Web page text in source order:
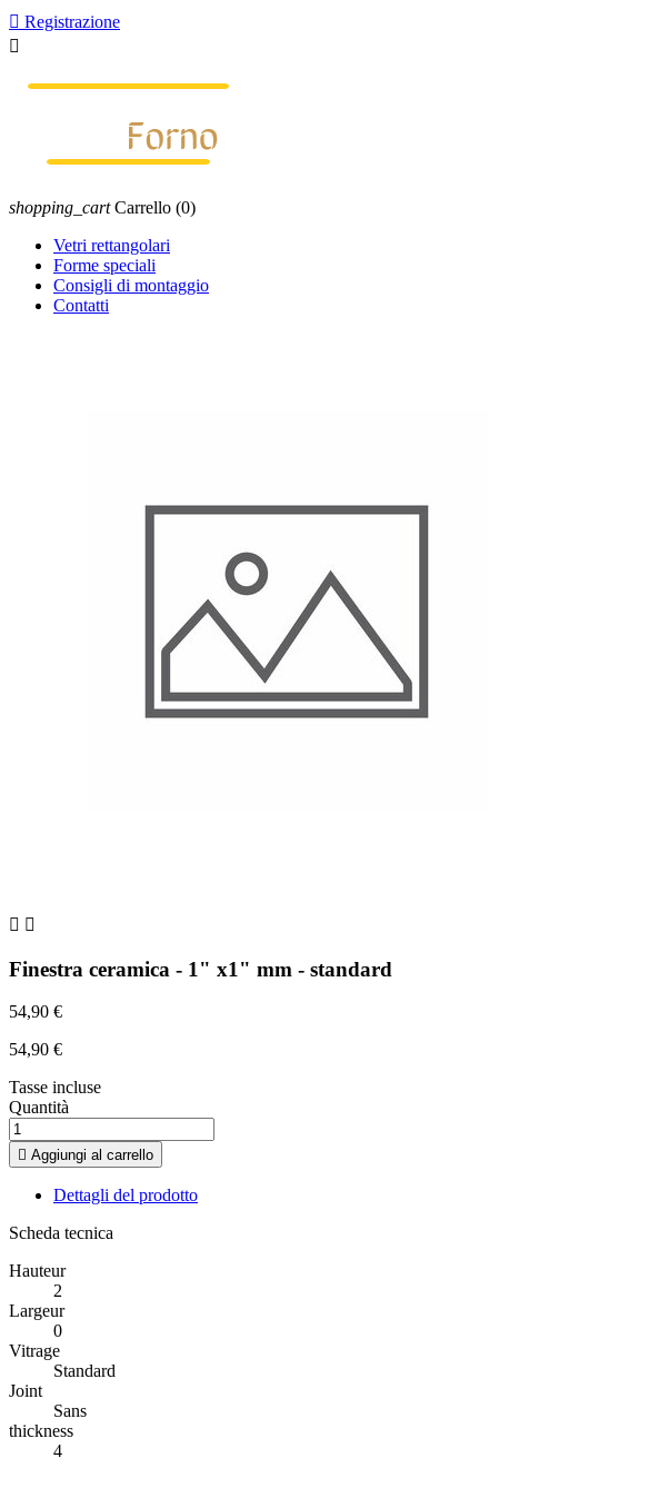
 Registrazione

shopping_cart Carrello (0)
Vetri rettangolari
Forme speciali
Consigli di montaggio
Contatti
 
Finestra ceramica - 1" x1" mm - standard
54,90 €
54,90 €
Tasse incluse
Quantità
 Aggiungi al carrello
Dettagli del prodotto
Scheda tecnica
Hauteur
2
Largeur
0
Vitrage
Standard
Joint
Sans
thickness
4